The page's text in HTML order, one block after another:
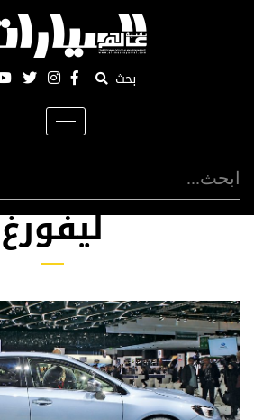
بحث
Toggle
navigation
ليفورغ